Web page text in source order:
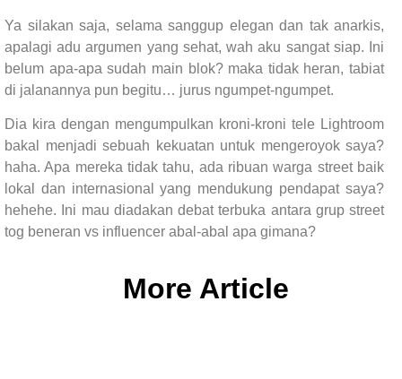
Ya silakan saja, selama sanggup elegan dan tak anarkis,
apalagi adu argumen yang sehat, wah aku sangat siap. Ini
belum apa-apa sudah main blok? maka tidak heran, tabiat
di jalanannya pun begitu… jurus ngumpet-ngumpet.
Dia kira dengan mengumpulkan kroni-kroni tele Lightroom
bakal menjadi sebuah kekuatan untuk mengeroyok saya?
haha. Apa mereka tidak tahu, ada ribuan warga street baik
lokal dan internasional yang mendukung pendapat saya?
hehehe. Ini mau diadakan debat terbuka antara grup street
tog beneran vs influencer abal-abal apa gimana?
More Article